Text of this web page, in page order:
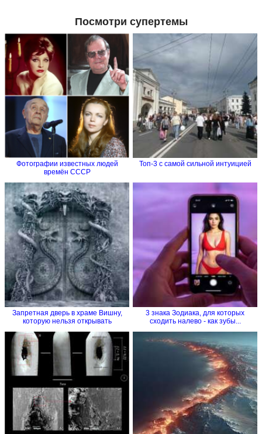
Посмотри супертемы
Фотографии известных людей
времён СССР
Топ-3 с самой сильной интуицией
Запретная дверь в храме Вишну,
которую нельзя открывать
3 знака Зодиака, для которых
сходить налево - как зубы...